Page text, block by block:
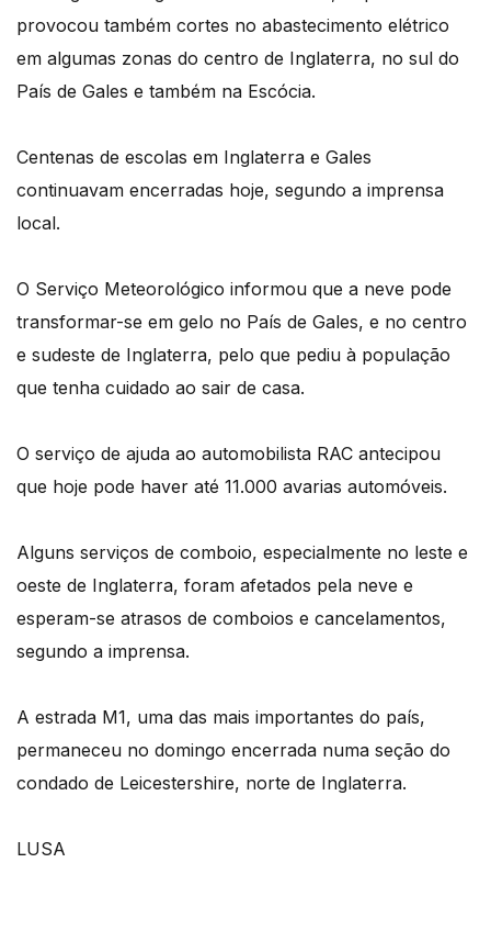
provocou também cortes no abastecimento elétrico
em algumas zonas do centro de Inglaterra, no sul do
País de Gales e também na Escócia.
Centenas de escolas em Inglaterra e Gales
continuavam encerradas hoje, segundo a imprensa
local.
O Serviço Meteorológico informou que a neve pode
transformar-se em gelo no País de Gales, e no centro
e sudeste de Inglaterra, pelo que pediu à população
que tenha cuidado ao sair de casa.
O serviço de ajuda ao automobilista RAC antecipou
que hoje pode haver até 11.000 avarias automóveis.
Alguns serviços de comboio, especialmente no leste e
oeste de Inglaterra, foram afetados pela neve e
esperam-se atrasos de comboios e cancelamentos,
segundo a imprensa.
A estrada M1, uma das mais importantes do país,
permaneceu no domingo encerrada numa seção do
condado de Leicestershire, norte de Inglaterra.
LUSA